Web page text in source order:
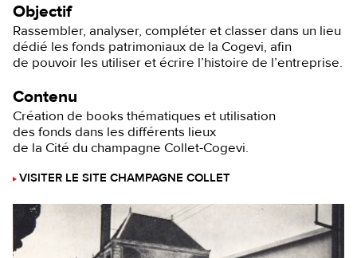
Objectif
Rassembler, analyser, compléter et classer dans un lieu
dédié les fonds patrimoniaux de la Cogevi, afin
de pouvoir les utiliser et écrire l’histoire de l’entreprise.
Contenu
Création de books thématiques et utilisation
des fonds dans les différents lieux
de la Cité du champagne Collet-Cogevi.
VISITER LE SITE CHAMPAGNE COLLET